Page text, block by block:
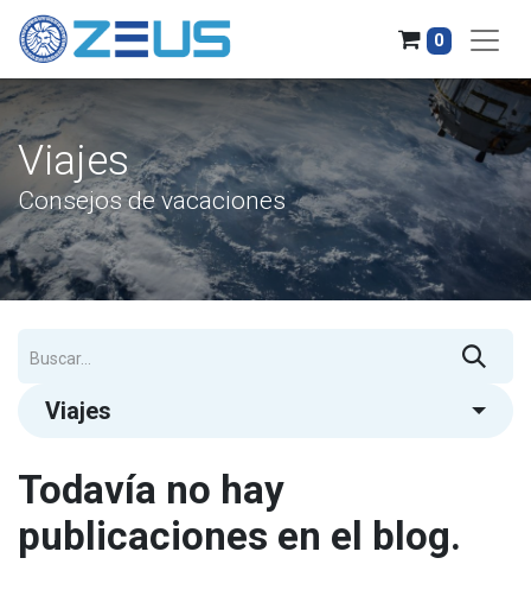
0
Viajes
Consejos de vacaciones
Viajes
Todavía no hay
publicaciones en el blog.